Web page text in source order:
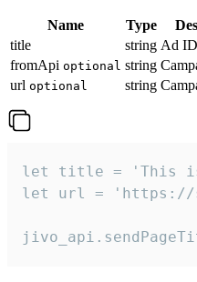
Name Type
title
string Ad ID
fromApi optional string
url optional string
let title = 'This is
let url = 'https://